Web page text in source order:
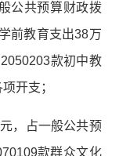
公共预算财政拨
前教育支出38万
款初中教
开支；
，占一般公共预
款群众文化